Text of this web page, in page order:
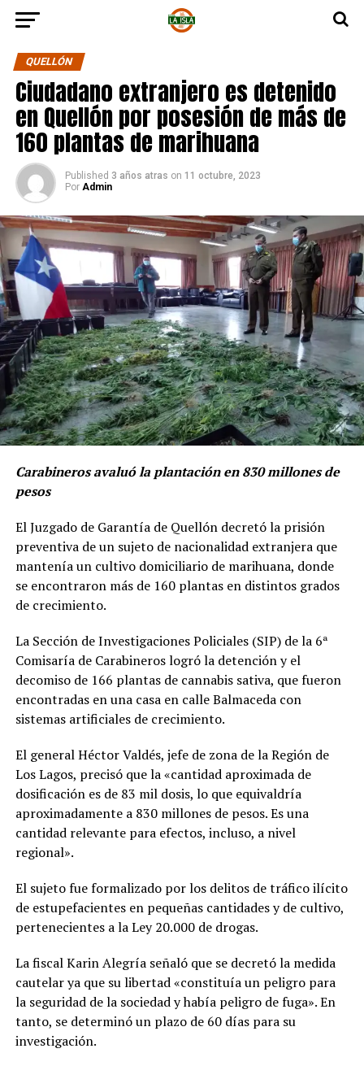
QUELLÓN
Ciudadano extranjero es detenido
en Quellón por posesión de más de
160 plantas de marihuana
Published 3 años atras on 11 octubre, 2023
Por Admin
Carabineros avaluó la plantación en 830 millones de
pesos
El Juzgado de Garantía de Quellón decretó la prisión
preventiva de un sujeto de nacionalidad extranjera que
mantenía un cultivo domiciliario de marihuana, donde
se encontraron más de 160 plantas en distintos grados
de crecimiento.
La Sección de Investigaciones Policiales (SIP) de la 6ª
Comisaría de Carabineros logró la detención y el
decomiso de 166 plantas de cannabis sativa, que fueron
encontradas en una casa en calle Balmaceda con
sistemas artificiales de crecimiento.
El general Héctor Valdés, jefe de zona de la Región de
Los Lagos, precisó que la «cantidad aproximada de
dosificación es de 83 mil dosis, lo que equivaldría
aproximadamente a 830 millones de pesos. Es una
cantidad relevante para efectos, incluso, a nivel
regional».
El sujeto fue formalizado por los delitos de tráfico ilícito
de estupefacientes en pequeñas cantidades y de cultivo,
pertenecientes a la Ley 20.000 de drogas.
La fiscal Karin Alegría señaló que se decretó la medida
cautelar ya que su libertad «constituía un peligro para
la seguridad de la sociedad y había peligro de fuga». En
tanto, se determinó un plazo de 60 días para su
investigación.